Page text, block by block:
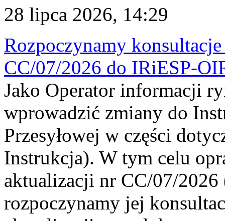
28 lipca 2026, 14:29
Rozpoczynamy
CC/07/2026 do IRiESP-
Jako Operator informacji
wprowadzić zmiany do
Przesyłowej w części
Instrukcja). W tym celu
aktualizacji nr CC/07/
rozpoczynamy jej